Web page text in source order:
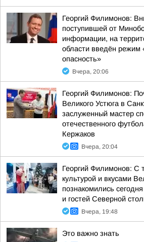
Георгий Филимонов:
поступившей от
информации, на
области введён режим
опасность»
Вчера, 20:06
Георгий Филимонов:
Великого Устюга в
заслуженный мастер
отечественного
Кержаков
Вчера, 20:04
Георгий Филимонов: С
культурой и вкусами
познакомились
и гостей Северной
Вчера, 19:48
Это важно знать